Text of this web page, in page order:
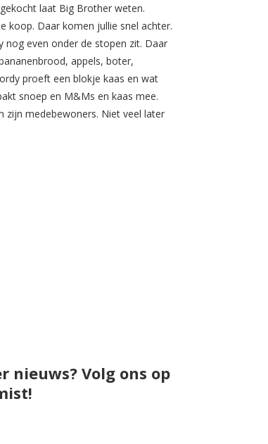
laat Big Brother weten.
koop. Daar komen jullie snel achter.
nog even onder de stopen zit. Daar
appels, boter,
proeft een blokje kaas en wat
snoep en M&Ms en kaas mee.
zijn medebewoners. Niet veel later
nieuws? Volg ons op